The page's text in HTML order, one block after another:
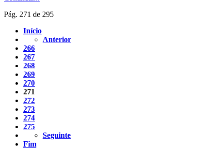
Pág. 271 de 295
Início
Anterior
266
267
268
269
270
271
272
273
274
275
Seguinte
Fim